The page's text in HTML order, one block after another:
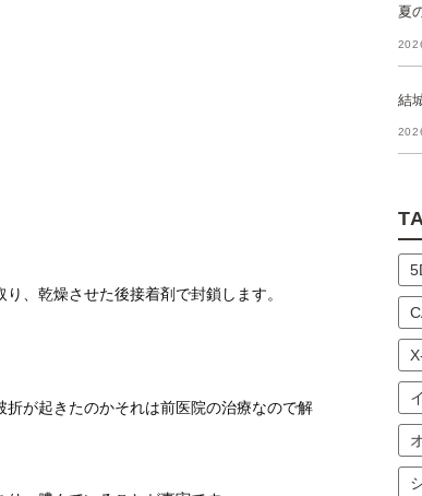
、乾燥させた後接着剤で封鎖します。
が起きたのかそれは前医院の治療なので解
夏
結